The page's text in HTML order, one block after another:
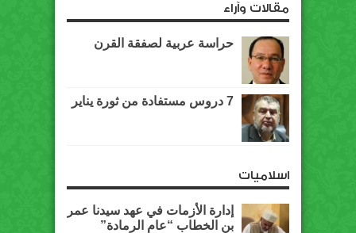
مقالات وآراء
حراسة عربية لصفقة القرن
7 دروس مستفادة من ثورة يناير
اسلاميات
إدارة الأزمات في عهد سيدنا عمر
بن الخطاب “عام الرمادة”